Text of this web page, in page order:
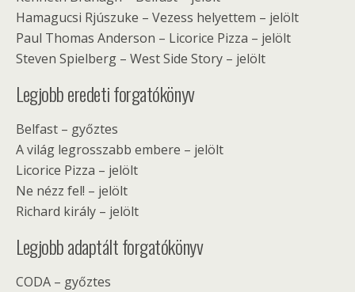
Hamagucsi Rjúszuke – Vezess helyettem – jelölt
Paul Thomas Anderson – Licorice Pizza – jelölt
Steven Spielberg – West Side Story – jelölt
Legjobb eredeti forgatókönyv
Belfast – győztes
A világ legrosszabb embere – jelölt
Licorice Pizza – jelölt
Ne nézz fel! – jelölt
Richard király – jelölt
Legjobb adaptált forgatókönyv
CODA – győztes